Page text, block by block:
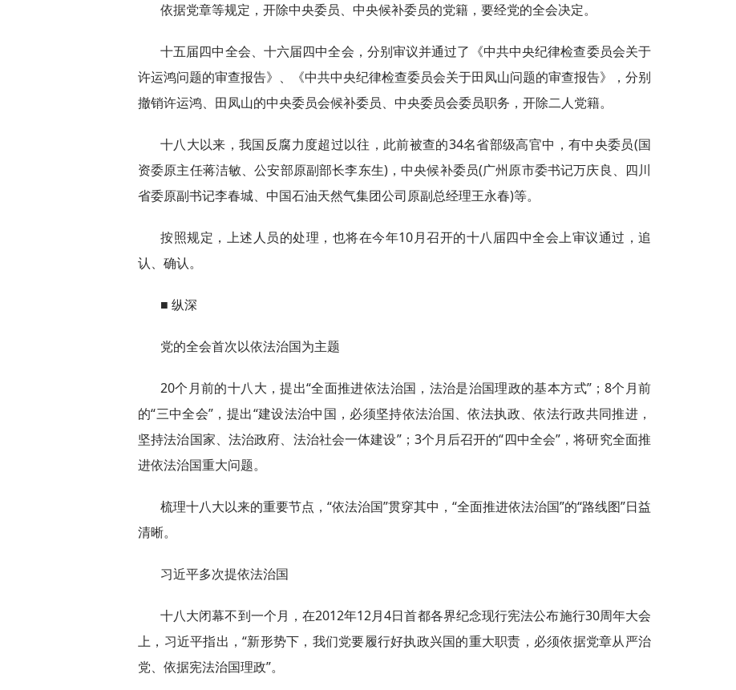
依据党章等规定，开除中央委员、中央候补委员的党籍，要经党的全会决定。
十五届四中全会、十六届四中全会，分别审议并通过了《中共中央纪律检查委员会关于
许运鸿问题的审查报告》、《中共中央纪律检查委员会关于田凤山问题的审查报告》，分别
撤销许运鸿、田凤山的中央委员会候补委员、中央委员会委员职务，开除二人党籍。
十八大以来，我国反腐力度超过以往，此前被查的34名省部级高官中，有中央委员(国
资委原主任蒋洁敏、公安部原副部长李东生)，中央候补委员(广州原市委书记万庆良、四川
省委原副书记李春城、中国石油天然气集团公司原副总经理王永春)等。
按照规定，上述人员的处理，也将在今年10月召开的十八届四中全会上审议通过，追
认、确认。
■ 纵深
党的全会首次以依法治国为主题
20个月前的十八大，提出“全面推进依法治国，法治是治国理政的基本方式”；8个月前
的“三中全会”，提出“建设法治中国，必须坚持依法治国、依法执政、依法行政共同推进，
坚持法治国家、法治政府、法治社会一体建设”；3个月后召开的“四中全会”，将研究全面推
进依法治国重大问题。
梳理十八大以来的重要节点，“依法治国”贯穿其中，“全面推进依法治国”的“路线图”日益
清晰。
习近平多次提依法治国
十八大闭幕不到一个月，在2012年12月4日首都各界纪念现行宪法公布施行30周年大会
上，习近平指出，“新形势下，我们党要履行好执政兴国的重大职责，必须依据党章从严治
党、依据宪法治国理政”。